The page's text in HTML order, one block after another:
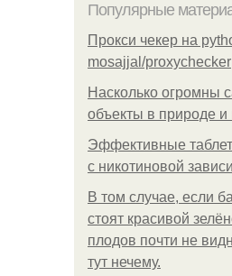
Популярные
Прокси чекер на
mosajjal/proxychecker
Насколько огромны
объекты в природе и
Эффективные
с никотиновой
В том случае, если
стоят красивой
плодов почти не
тут нечему.